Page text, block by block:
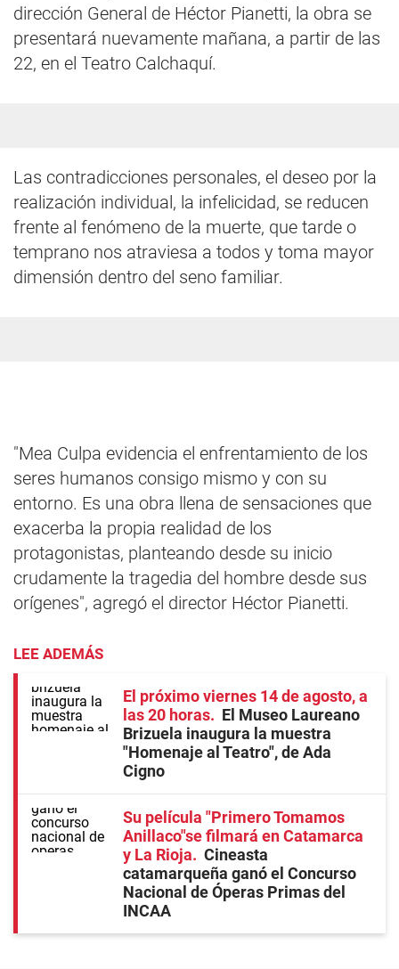
dirección General de Héctor Pianetti, la obra se
presentará nuevamente mañana, a partir de las
22, en el Teatro Calchaquí.
Las contradicciones personales, el deseo por la
realización individual, la infelicidad, se reducen
frente al fenómeno de la muerte, que tarde o
temprano nos atraviesa a todos y toma mayor
dimensión dentro del seno familiar.
"Mea Culpa evidencia el enfrentamiento de los
seres humanos consigo mismo y con su
entorno. Es una obra llena de sensaciones que
exacerba la propia realidad de los
protagonistas, planteando desde su inicio
crudamente la tragedia del hombre desde sus
orígenes", agregó el director Héctor Pianetti.
LEE ADEMÁS
El próximo viernes 14 de agosto, a
las 20 horas
El Museo Laureano
Brizuela inaugura la muestra
"Homenaje al Teatro", de Ada
Cigno
Su película "Primero Tomamos
Anillaco"se filmará en Catamarca
y La Rioja
Cineasta
catamarqueña ganó el Concurso
Nacional de Óperas Primas del
INCAA